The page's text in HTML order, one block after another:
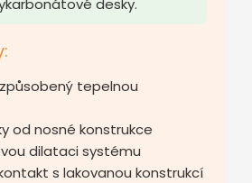
desky.
tepelnou
od nosné konstrukce
dilataci systému
s lakovanou konstrukcí